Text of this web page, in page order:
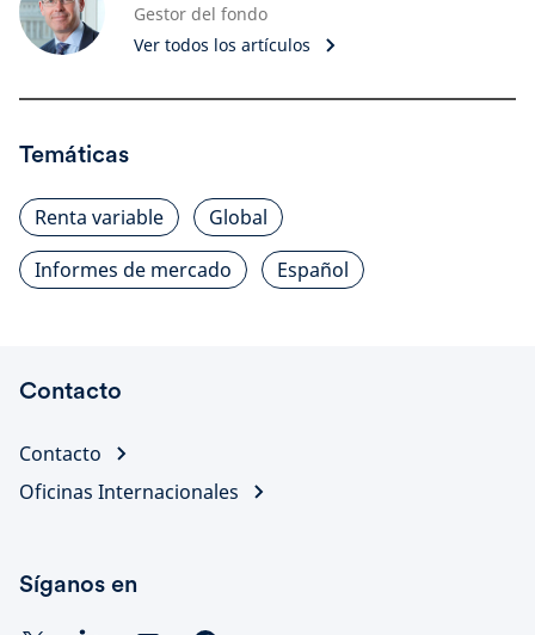
Gestor del fondo
Ver todos los artículos
Temáticas
Renta variable
Global
Informes de mercado
Español
Contacto
Contacto
Oficinas Internacionales
Síganos en